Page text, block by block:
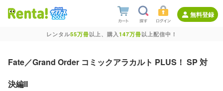
無料登録
レンタル55万冊以上、購入147万冊以上配信中！
Fate／Grand Order コミックアラカルト PLUS！ SP 対
決編II